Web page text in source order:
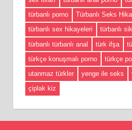
türbanlı porno
Türbanlı Seks
türbanlı sex hikayeleri
türbanlı
türbanlı türbanlı anal
türk ifşa
türkçe konuşmalı porno
türkçe
utanmaz türkler
yenge ile seks
çiplak kiz